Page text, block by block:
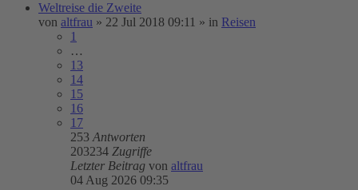
Weltreise die Zweite
von altfrau » 22 Jul 2018 09:11 » in Reisen
1
…
13
14
15
16
17
253 Antworten
203234 Zugriffe
Letzter Beitrag von altfrau
04 Aug 2026 09:35